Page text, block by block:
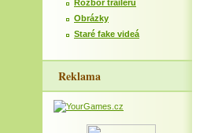
Rozbor traileru
Obrázky
Staré fake videá
Reklama